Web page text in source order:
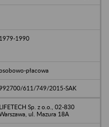
1979-1990
płacowa
611/749/2015-SAK
LIFETECH Sp. z o.o., 02-830
ul. Mazura 18A